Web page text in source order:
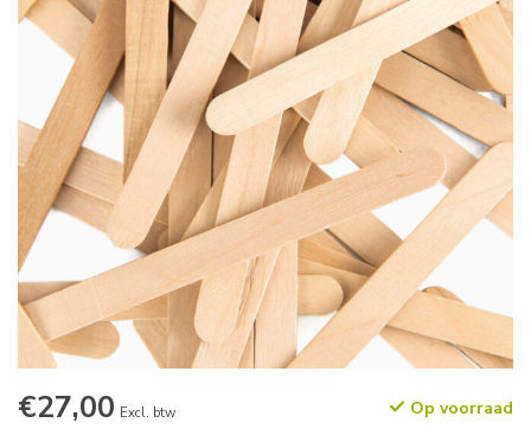
€27,00 Excl. btw Op voorraad